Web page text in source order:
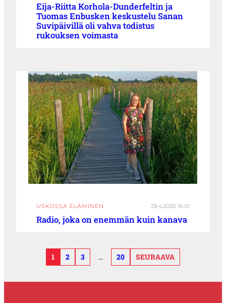
Eija-Riitta Korhola-Dunderfeltin ja
Tuomas Enbusken keskustelu Sanan
Suvipäivillä oli vahva todistus
rukouksen voimasta
USKOSSA ELÄMINEN 28.4.2026 16:10
Radio, joka on enemmän kuin kanava
1 2 3 … 20 SEURAAVA